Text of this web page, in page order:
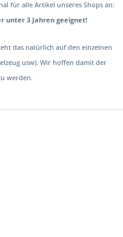
für alle Artikel unseres Shops an:
unter 3 Jahren geeignet!
das natürlich auf den einzelnen
usw). Wir hoffen damit der
werden.